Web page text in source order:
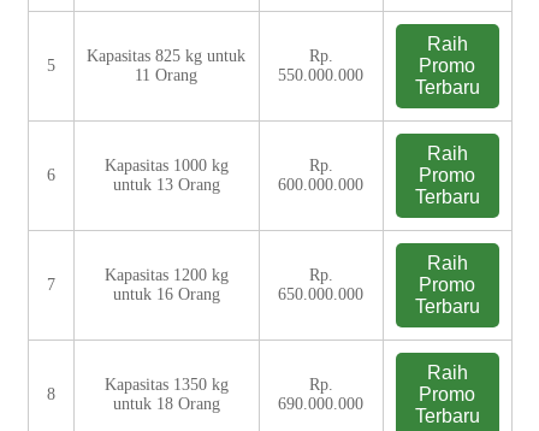
5
Kapasitas 825 kg untuk
11 Orang
Rp.
550.000.000
Raih
Promo
Terbaru
6
Kapasitas 1000 kg
untuk 13 Orang
Rp.
600.000.000
Raih
Promo
Terbaru
7
Kapasitas 1200 kg
untuk 16 Orang
Rp.
650.000.000
Raih
Promo
Terbaru
8
Kapasitas 1350 kg
untuk 18 Orang
Rp.
690.000.000
Raih
Promo
Terbaru